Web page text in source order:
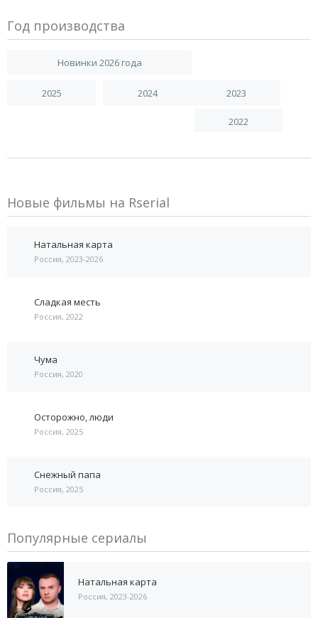
Год производства
Новинки 2026 года
2025 2024 2023
2022
Новые фильмы на Rserial
Натальная карта
Россия, 2023-2026
Сладкая месть
Россия, 2022
Чума
Россия, 2020
Осторожно, люди
Россия, 2025
Снежный папа
Россия, 2025
Популярные сериалы
Натальная карта
Россия, 2023-2026